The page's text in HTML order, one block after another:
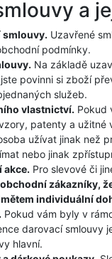
a
smlouvy. Uzavřené
podmínky.
Na základě
povinni si zboží
služeb.
vlastnictví. Pokud
patenty a užitné
užívat jinak než
nebo jinak
akce. Pro slevové či
zákazníky,
individuální
Pokud vám byly v
darovací smlouvy
hlavní.